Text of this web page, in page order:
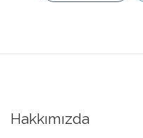
Hakkımızda